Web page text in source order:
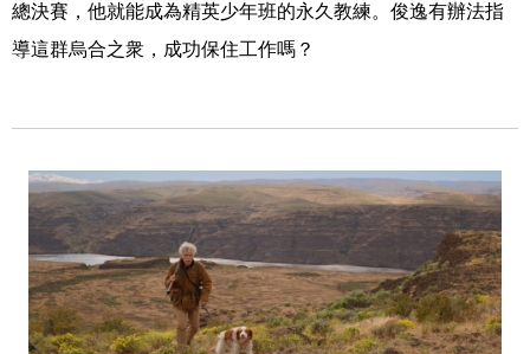
總決賽，他就能成為精英少年班的永久教練。俊逸有辦法指
導這群烏合之衆，成功保住工作嗎？